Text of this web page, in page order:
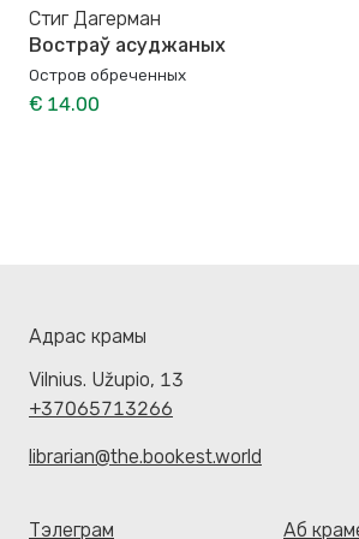
Стиг Дагерман
Востраў асуджаных
Остров обреченных
€ 14.00
Адрас крамы
Vilnius. Užupio, 13
+37065713266
librarian@the.bookest.world
Тэлеграм Аб